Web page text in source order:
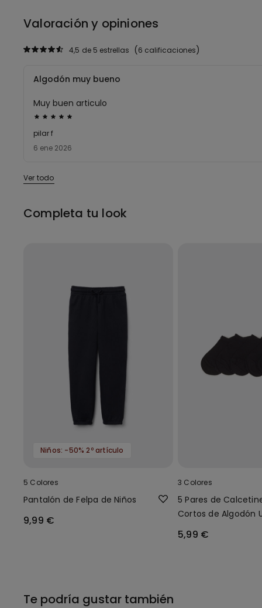
Valoración y opiniones
6 calificaciones
4,5 de 5 estrellas
Calificación
de
5
Algodón muy bueno
Muy buen articulo
6 ene 2026
pilar f
Ver todo
Completa tu look
Niños: -50% 2º artículo
5 Colores
Pantalón de Felpa de Niños
9,99 €
3 Colores
5 Pares de
Cortos de Algodón
5,99 €
Te podría gustar también